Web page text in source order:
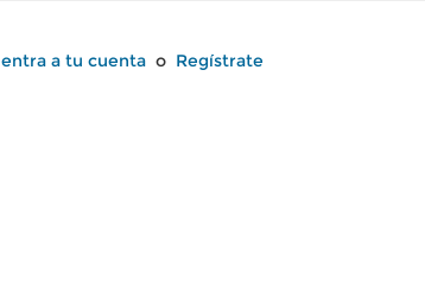
entra a tu cuenta o Regístrate